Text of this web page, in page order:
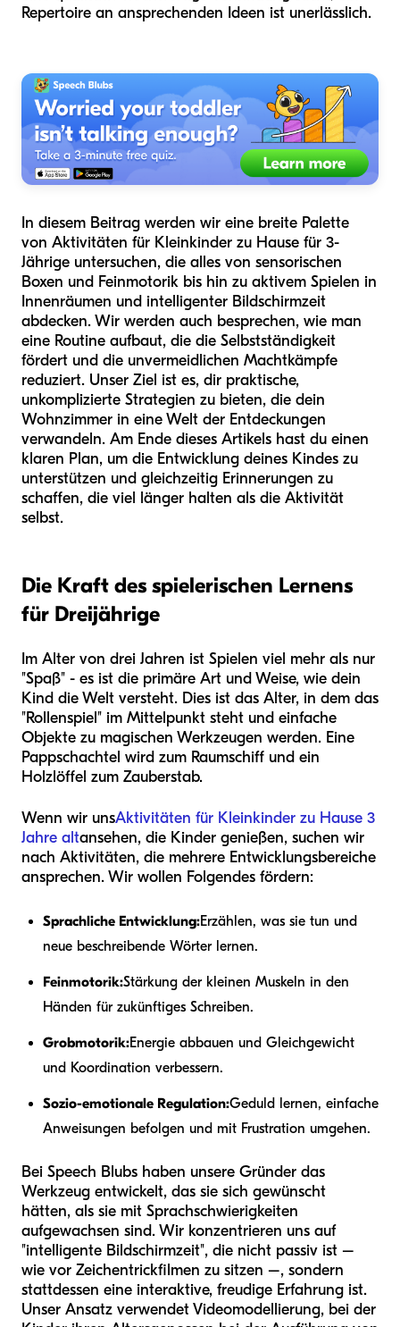
Repertoire an ansprechenden Ideen ist unerlässlich.
In diesem Beitrag werden wir eine breite Palette
von Aktivitäten für Kleinkinder zu Hause für 3-
Jährige untersuchen, die alles von sensorischen
Boxen und Feinmotorik bis hin zu aktivem Spielen in
Innenräumen und intelligenter Bildschirmzeit
abdecken. Wir werden auch besprechen, wie man
eine Routine aufbaut, die die Selbstständigkeit
fördert und die unvermeidlichen Machtkämpfe
reduziert. Unser Ziel ist es, dir praktische,
unkomplizierte Strategien zu bieten, die dein
Wohnzimmer in eine Welt der Entdeckungen
verwandeln. Am Ende dieses Artikels hast du einen
klaren Plan, um die Entwicklung deines Kindes zu
unterstützen und gleichzeitig Erinnerungen zu
schaffen, die viel länger halten als die Aktivität
selbst.
Die Kraft des spielerischen Lernens
für Dreijährige
Im Alter von drei Jahren ist Spielen viel mehr als nur
"Spaß" - es ist die primäre Art und Weise, wie dein
Kind die Welt versteht. Dies ist das Alter, in dem das
"Rollenspiel" im Mittelpunkt steht und einfache
Objekte zu magischen Werkzeugen werden. Eine
Pappschachtel wird zum Raumschiff und ein
Holzlöffel zum Zauberstab.
Wenn wir unsAktivitäten für Kleinkinder zu Hause 3
Jahre altansehen, die Kinder genießen, suchen wir
nach Aktivitäten, die mehrere Entwicklungsbereiche
ansprechen. Wir wollen Folgendes fördern:
Sprachliche Entwicklung:Erzählen, was sie tun und
neue beschreibende Wörter lernen.
Feinmotorik:Stärkung der kleinen Muskeln in den
Händen für zukünftiges Schreiben.
Grobmotorik:Energie abbauen und Gleichgewicht
und Koordination verbessern.
Sozio-emotionale Regulation:Geduld lernen, einfache
Anweisungen befolgen und mit Frustration umgehen.
Bei Speech Blubs haben unsere Gründer das
Werkzeug entwickelt, das sie sich gewünscht
hätten, als sie mit Sprachschwierigkeiten
aufgewachsen sind. Wir konzentrieren uns auf
"intelligente Bildschirmzeit", die nicht passiv ist –
wie vor Zeichentrickfilmen zu sitzen –, sondern
stattdessen eine interaktive, freudige Erfahrung ist.
Unser Ansatz verwendet Videomodellierung, bei der